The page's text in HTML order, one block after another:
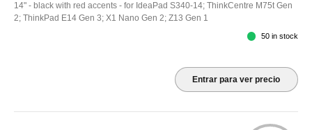
14" - black with red accents - for IdeaPad S340-14; ThinkCentre M75t Gen
2; ThinkPad E14 Gen 3; X1 Nano Gen 2; Z13 Gen 1
50 in stock
Entrar para ver precio